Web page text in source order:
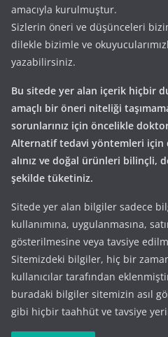
amacıyla kurulmuştur.
Sizlerin öneri ve düşünceleri
dilekle bizimle ve
yazabilirsiniz.
Bu sitede yer alan içerik hiçbir
amaçlı bir öneri niteliği
sorunlarınız için öncelikle
Alternatif tedavi yöntemleri için
alınız ve doğal ürünleri bilinçli,
şekilde tüketiniz.
Sitede yer alan bilgiler sadece
kullanımına, uygulanmasına,
gösterilmesine veya tavsiye
Sitemizdeki bilgiler, hiç bir
kullanıcılar tarafından
buradaki bilgiler sitemizin asıl
gibi hiçbir taahhüt ve tavsiye